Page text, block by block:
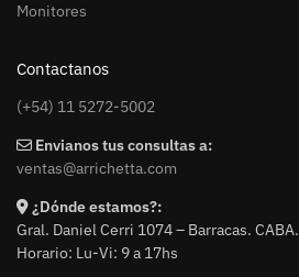
Monitores
Contactanos
(+54) 11 5272-5002
Envianos tus consultas a:
ventas@arrichetta.com
¿Dónde estamos?:
Gral. Daniel Cerri 1074 – Barracas. CABA.
Horario: Lu-Vi: 9 a 17hs